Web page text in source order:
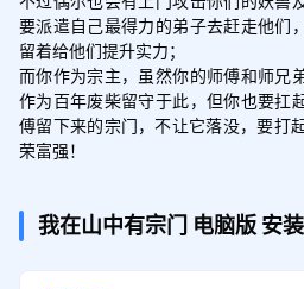
要派遣自己最得力的弟子去赶走他们
留着给他们提升实力；
而你作为宗主，虽然你的师傅和师兄
作为百年废柴留守于此，但你也要扛
傅留下来的宗门，不让它落没，要打
荣富强！
我在山中有宗门 电脑版 安